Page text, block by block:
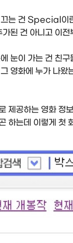
는 건 Special이
된 건 아니고 이
눈이 가는 건 친
영화에 누가 나
제공하는 영화 정
하는데 이렇게 첫